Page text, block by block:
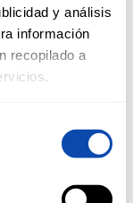
y análisis
información
recopilado a